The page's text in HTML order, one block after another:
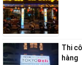
Thi
hàng